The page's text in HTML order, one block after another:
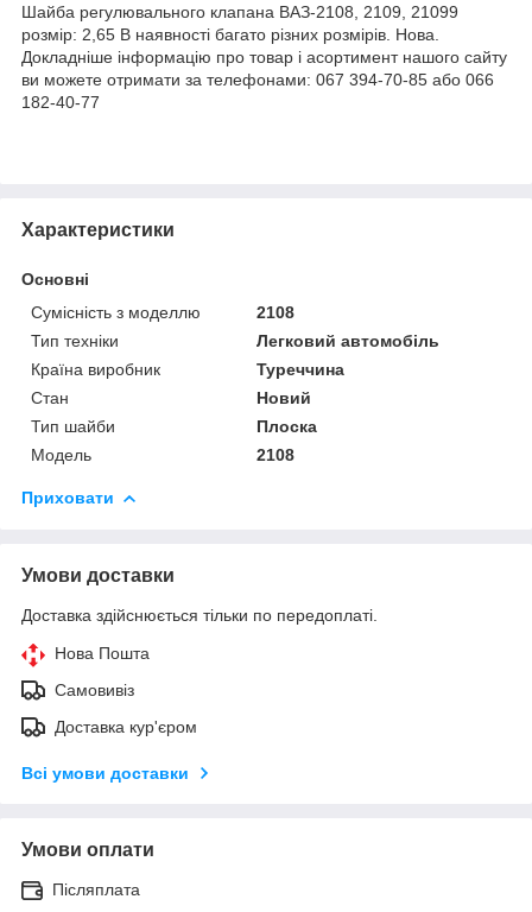
Шайба регулювального клапана ВАЗ-2108, 2109, 21099
розмір: 2,65 В наявності багато різних розмірів. Нова.
Докладніше інформацію про товар і асортимент нашого сайту
ви можете отримати за телефонами: 067 394-70-85 або 066
182-40-77
Характеристики
Основні
Сумісність з моделлю
2108
Тип техніки
Легковий автомобіль
Країна виробник
Туреччина
Стан
Новий
Тип шайби
Плоска
Модель
2108
Приховати
Умови доставки
Доставка здійснюється тільки по передоплаті.
Нова Пошта
Самовивіз
Доставка кур'єром
Всі умови доставки
Умови оплати
Післяплата